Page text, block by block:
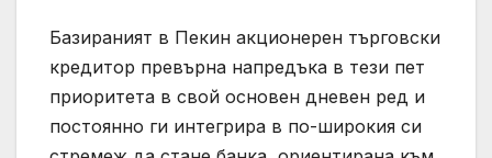
Базираният в Пекин акционерен търговски
кредитор превърна напредъка в тези пет
приоритета в свой основен дневен ред и
постоянно ги интегрира в по-широкия си